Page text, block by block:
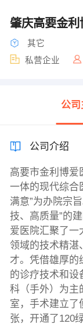
肇庆高要金利
其它
私营企业
公司
公司介绍
高要市金利博爱
一体的现代综合
满意”为办院宗
技、高质量”的
爱医院汇聚了一
领域的技术精湛
才。凭借雄厚的
的诊疗技术和设
科（手外）为主
室，手术建立了
张，开通了120